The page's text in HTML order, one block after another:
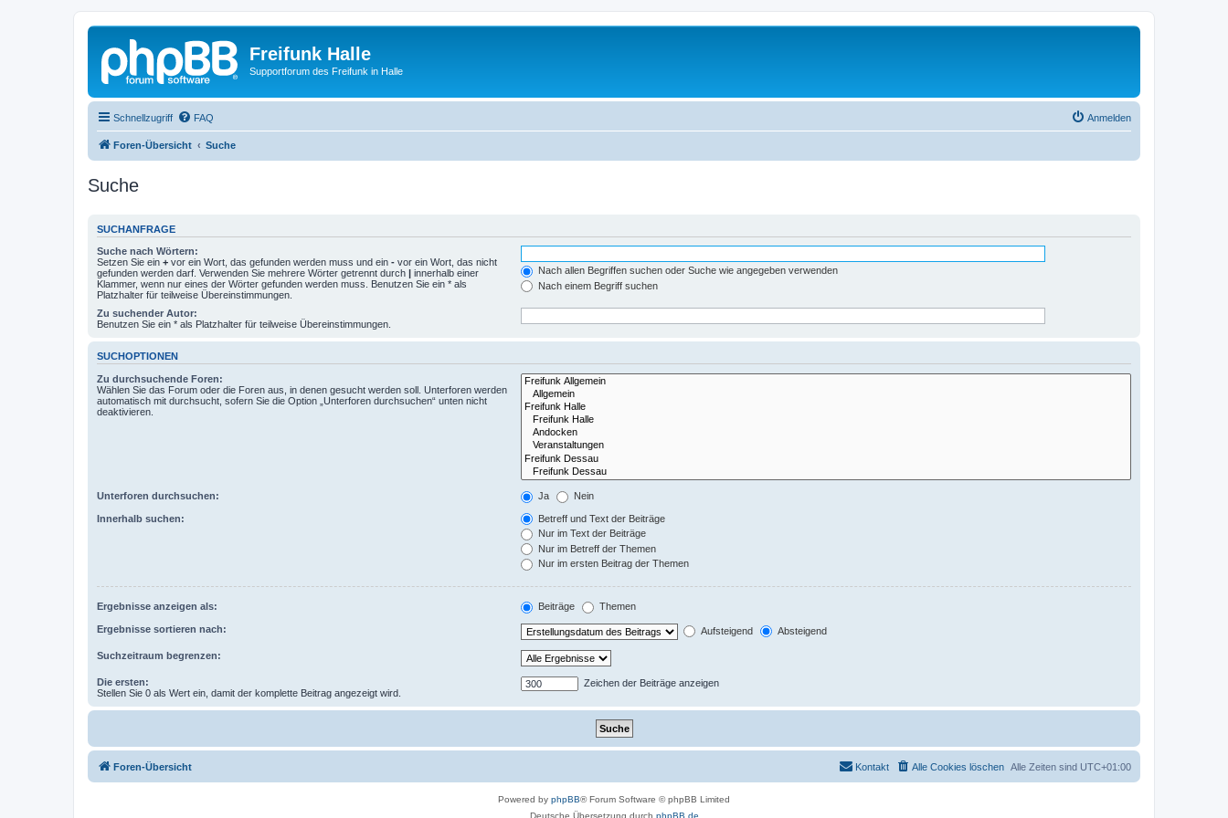
Freifunk Halle
Supportforum des Freifunk in Halle
Schnellzugriff FAQ Anmelden
Foren-Übersicht Suche
Suche
SUCHANFRAGE
Suche nach Wörtern:
Setzen Sie ein + vor ein Wort, das gefunden werden muss und ein - vor ein Wort, das nicht
gefunden werden darf. Verwenden Sie mehrere Wörter getrennt durch | innerhalb einer
Klammer, wenn nur eines der Wörter gefunden werden muss. Benutzen Sie ein * als
Platzhalter für teilweise Übereinstimmungen.
Nach allen Begriffen suchen oder Suche wie angegeben verwenden
Nach einem Begriff suchen
Zu suchender Autor:
Benutzen Sie ein * als Platzhalter für teilweise Übereinstimmungen.
SUCHOPTIONEN
Zu durchsuchende Foren:
Wählen Sie das Forum oder die Foren aus, in denen gesucht werden soll. Unterforen werden
automatisch mit durchsucht, sofern Sie die Option „Unterforen durchsuchen“ unten nicht
deaktivieren.
Unterforen durchsuchen: Ja Nein
Innerhalb suchen:
Betreff und Text der Beiträge
Nur im Text der Beiträge
Nur im Betreff der Themen
Nur im ersten Beitrag der Themen
Ergebnisse anzeigen als: Beiträge Themen
Ergebnisse sortieren nach: Aufsteigend Absteigend
Suchzeitraum begrenzen:
Die ersten:
Stellen Sie 0 als Wert ein, damit der komplette Beitrag angezeigt wird.
Zeichen der Beiträge anzeigen
Foren-Übersicht Alle Zeiten sind UTC+01:00
Alle Cookies löschen
Kontakt
Powered by phpBB® Forum Software © phpBB Limited
Deutsche Übersetzung durch phpBB.de